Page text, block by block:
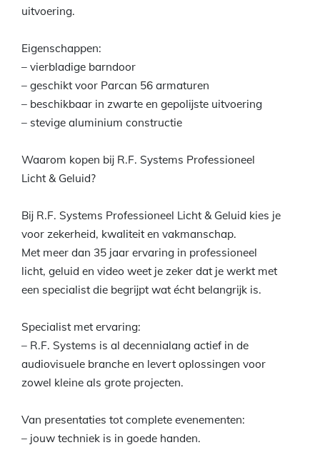
uitvoering.
Eigenschappen:
– vierbladige barndoor
– geschikt voor Parcan 56 armaturen
– beschikbaar in zwarte en gepolijste uitvoering
– stevige aluminium constructie
Waarom kopen bij R.F. Systems Professioneel
Licht & Geluid?
Bij R.F. Systems Professioneel Licht & Geluid kies je
voor zekerheid, kwaliteit en vakmanschap.
Met meer dan 35 jaar ervaring in professioneel
licht, geluid en video weet je zeker dat je werkt met
een specialist die begrijpt wat écht belangrijk is.
Specialist met ervaring:
– R.F. Systems is al decennialang actief in de
audiovisuele branche en levert oplossingen voor
zowel kleine als grote projecten.
Van presentaties tot complete evenementen:
– jouw techniek is in goede handen.